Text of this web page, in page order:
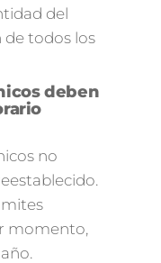
del
de todos los
deben
no
momento,